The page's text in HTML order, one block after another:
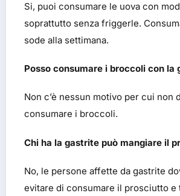
Si, puoi consumare le uova con
soprattutto senza friggerle.
sode alla settimana.
Posso consumare i broccoli con la
Non c’è nessun motivo per cui non
consumare i broccoli.
Chi ha la gastrite può mangiare il
No, le persone affette da gastrite
evitare di consumare il prosciutto e